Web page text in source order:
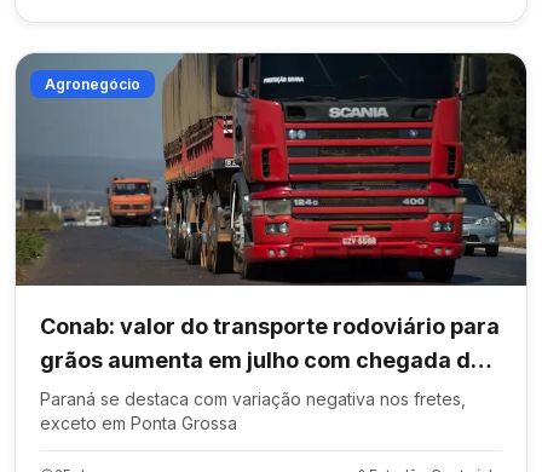
Agronegócio
Conab: valor do transporte rodoviário para
grãos aumenta em julho com chegada da
safra de milho
Paraná se destaca com variação negativa nos fretes,
exceto em Ponta Grossa